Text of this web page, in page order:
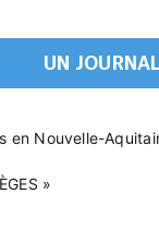
UN JOURNAL
en Nouvelle-
»